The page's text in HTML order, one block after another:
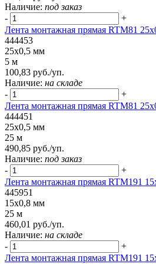
Наличие: под заказ
-
+
Лента монтажная прямая RTM81
444453
25x0,5 мм
5 м
100,83 руб./уп.
Наличие: на складе
-
+
Лента монтажная прямая RTM81
444451
25x0,5 мм
25 м
490,85 руб./уп.
Наличие: под заказ
-
+
Лента монтажная прямая RTM191
445951
15x0,8 мм
25 м
460,01 руб./уп.
Наличие: на складе
-
+
Лента монтажная прямая RTM191